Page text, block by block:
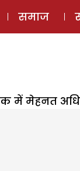
समाज
में मेहनत